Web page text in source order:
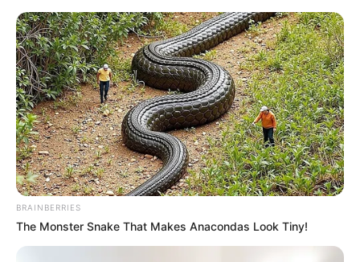
BRAINBERRIES
The Monster Snake That Makes Anacondas Look Tiny!